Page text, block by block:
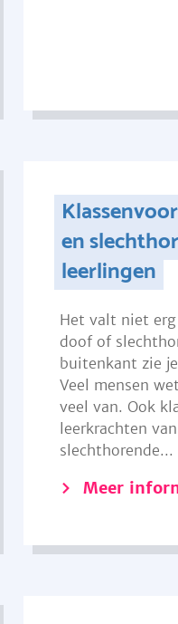
en
leerlingen
Het valt niet
doof of
buitenkant zie
Veel mensen
veel van. Ook
leerkrachten
slechthorende...
Meer